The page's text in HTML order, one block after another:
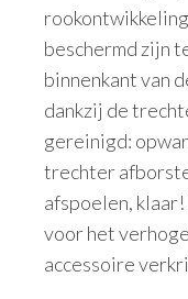
beschermd zijn
binnenkant van
dankzij de
gereinigd:
trechter
afspoelen,
voor het
accessoire